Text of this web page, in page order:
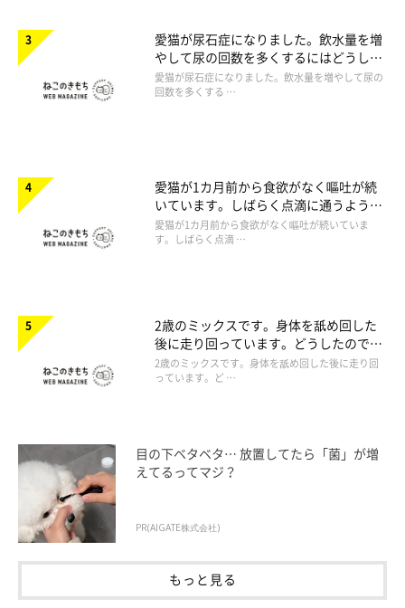
愛猫が尿石症になりました。飲水量を増
やして尿の回数を多くするにはどうした
らいいですか。
愛猫が尿石症になりました。飲水量を増やして尿の
回数を多くする …
愛猫が1カ月前から食欲がなく嘔吐が続
いています。しばらく点滴に通うように
言われたのですが心配です。
愛猫が1カ月前から食欲がなく嘔吐が続いていま
す。しばらく点滴 …
2歳のミックスです。身体を舐め回した
後に走り回っています。どうしたのでし
ょうか。
2歳のミックスです。身体を舐め回した後に走り回
っています。ど …
目の下ベタベタ… 放置してたら「菌」が増
えてるってマジ？
PR(AIGATE株式会社)
もっと見る